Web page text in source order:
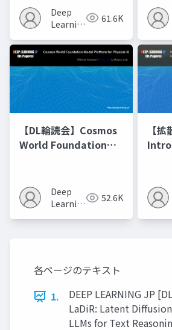
Recipes モデルマージ
の進化的最適化
Deep
Learning
61.6K
【DL輪読会】Cosmos
World Foundation
Deep
Learning
52.6K
【
各ページのテキスト
1.
DEEP LEARNING JP
LaDiR: Latent
LLMs for Text